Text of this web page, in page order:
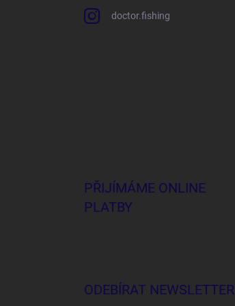
doctor.fishing
PŘIJÍMÁME ONLINE
PLATBY
ODEBÍRAT NEWSLETTER